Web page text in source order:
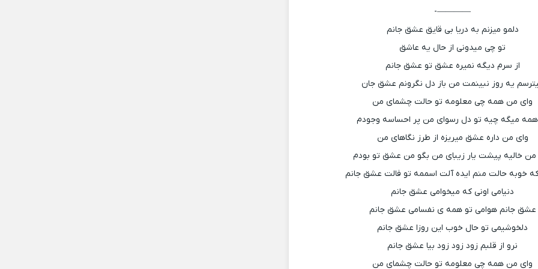
————-
دلمو میزنم به دریا بی قایق عشق جانم
تو چی میدونی از حال یه عاشق
از سرم دیگه نمیره عشق تو عشق جانم
یه روز نبینمت من باز دل نگرونم عشق جان
وای من همه چی معلومه تو حالت چشمای من
میگه چیه تو دل رسوای من پر احساسه وجودم
وای من داره عشق میریزه از طرز نگاهای من
خالیه پیشت یار زیبای من بگو من عشق تو بودم
خوبه حالت منم ایده آلت اسممه تو فالت عشق جانم
دنیامی اونی که میخوامی عشق جانم
عشق جانم هوامی تو همه ی نفسامی عشق جانم
دلخوشیمی تو حال خوب این روزا عشق جانم
نرو از قلبم زود زود زود بیا عشق جانم
وای من همه چی معلومه تو حالت چشمای من